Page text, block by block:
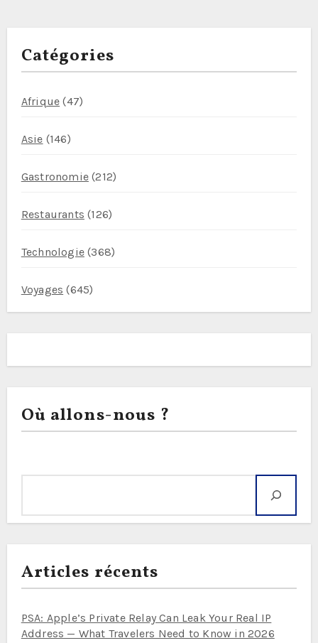
Catégories
Afrique (47)
Asie (146)
Gastronomie(212)
Restaurants (126)
Technologie(368)
Voyages (645)
Où allons-nous ?
Articles récents
PSA: Apple’s Private Relay Can Leak Your Real IP
Address — What Travelers Need to Know in 2026